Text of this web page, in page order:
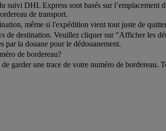
suivi DHL Express sont basés sur
de transport.
même si l'expédition vient tout juste de
de destination. Veuillez cliquer sur "Afficher les
par la douane pour le dédouanement.
de bordereau?
garder une trace de votre numéro de